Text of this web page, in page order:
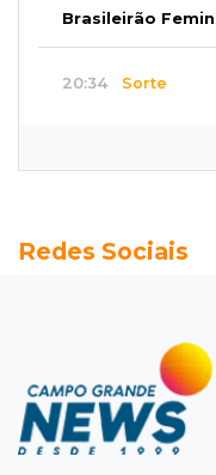
Brasileirão
20:34 Sorte
Fiscalização
São Gabriel
Suspeitos de
FAB morrem em
Redes Sociais